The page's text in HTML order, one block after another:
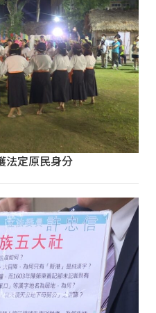
法定原民身分